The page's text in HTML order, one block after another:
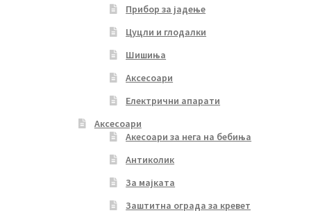
Прибор за јадење
Цуцли и глодалки
Шишиња
Аксесоари
Електрични апарати
Аксесоари
Акесоари за нега на бебиња
Антиколик
За мајката
Заштитна ограда за кревет